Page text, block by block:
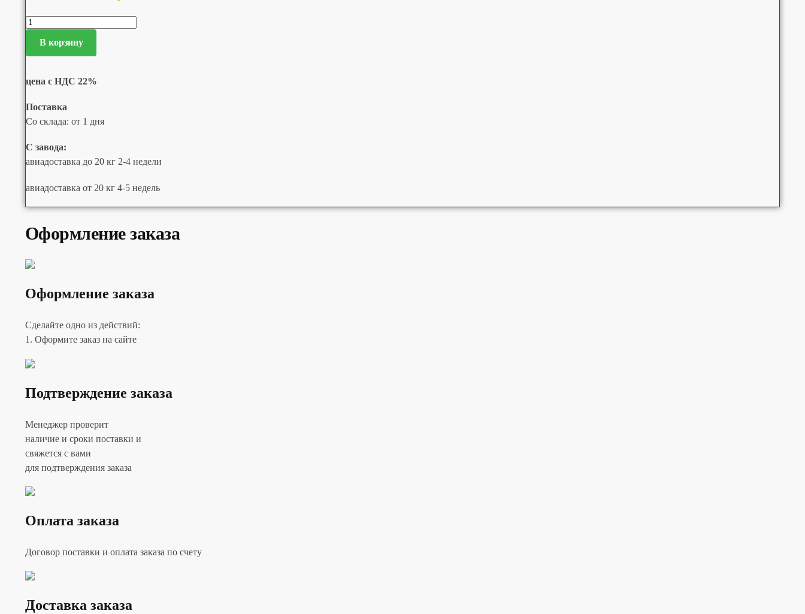
В корзину
цена с НДС 22%
Поставка
Со склада: от 1 дня
С завода:
авиадоставка до 20 кг 2-4 недели
авиадоставка от 20 кг 4-5 недель
Оформление заказа
Оформление заказа
Сделайте одно из действий:
1. Оформите заказ на сайте
Подтверждение заказа
Менеджер проверит
наличие и сроки поставки и
свяжется с вами
для подтверждения заказа
Оплата заказа
Договор поставки и оплата заказа по счету
Доставка заказа